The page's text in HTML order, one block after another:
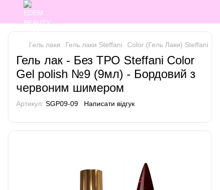
Гель лаки Гель лаки Steffani Color (Гель Лаки) Steffani
Гель лак - Без ТРО Steffani Color
Gel polish №9 (9мл) - Бордовий з
червоним шимером
Артикул: SGP09-09 Написати відгук